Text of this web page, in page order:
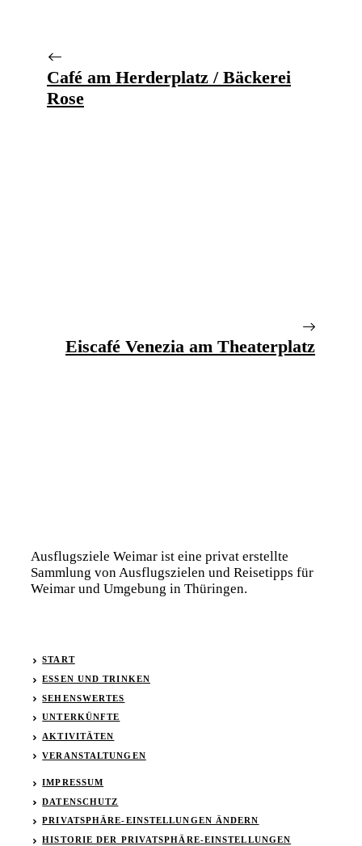
Café am Herderplatz / Bäckerei
Rose
Eiscafé Venezia am Theaterplatz
Ausflugsziele Weimar ist eine privat erstellte
Sammlung von Ausflugszielen und Reisetipps für
Weimar und Umgebung in Thüringen.
START
ESSEN UND TRINKEN
SEHENSWERTES
UNTERKÜNFTE
AKTIVITÄTEN
VERANSTALTUNGEN
IMPRESSUM
DATENSCHUTZ
PRIVATSPHÄRE-EINSTELLUNGEN ÄNDERN
HISTORIE DER PRIVATSPHÄRE-EINSTELLUNGEN